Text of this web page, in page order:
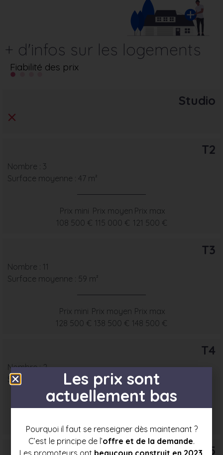
+ d'infos sur les logements
Fiabilité des prix
Studio
T2
Nombre : 3
Surface moyenne : 47 m²
Prix mini
108 500 €
Prix moyen
115 000 €
Prix max
121 500 €
T3
Nombre : 11
Surface moyenne : 59 m²
Prix mini
128 500 €
Prix moyen
138 500 €
Prix max
148 500 €
T4
Nombre : 2
Surface moyenne : 71 m²
150 000 €
168 000 €
T5
Les prix sont
actuellement bas
Pourquoi il faut se renseigner dès maintenant ?
C’est le principe de l’offre et de la demande.
Les promoteurs ont beaucoup construit en 2023